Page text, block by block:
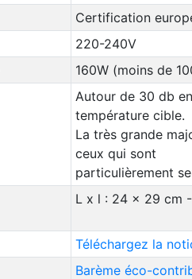
Certification
220-240V
160W (moins de
Autour de 30 db
température cible.
La très grande
ceux qui sont
particulièrement
L x l : 24 x 29 cm
Téléchargez la
Barème éco-